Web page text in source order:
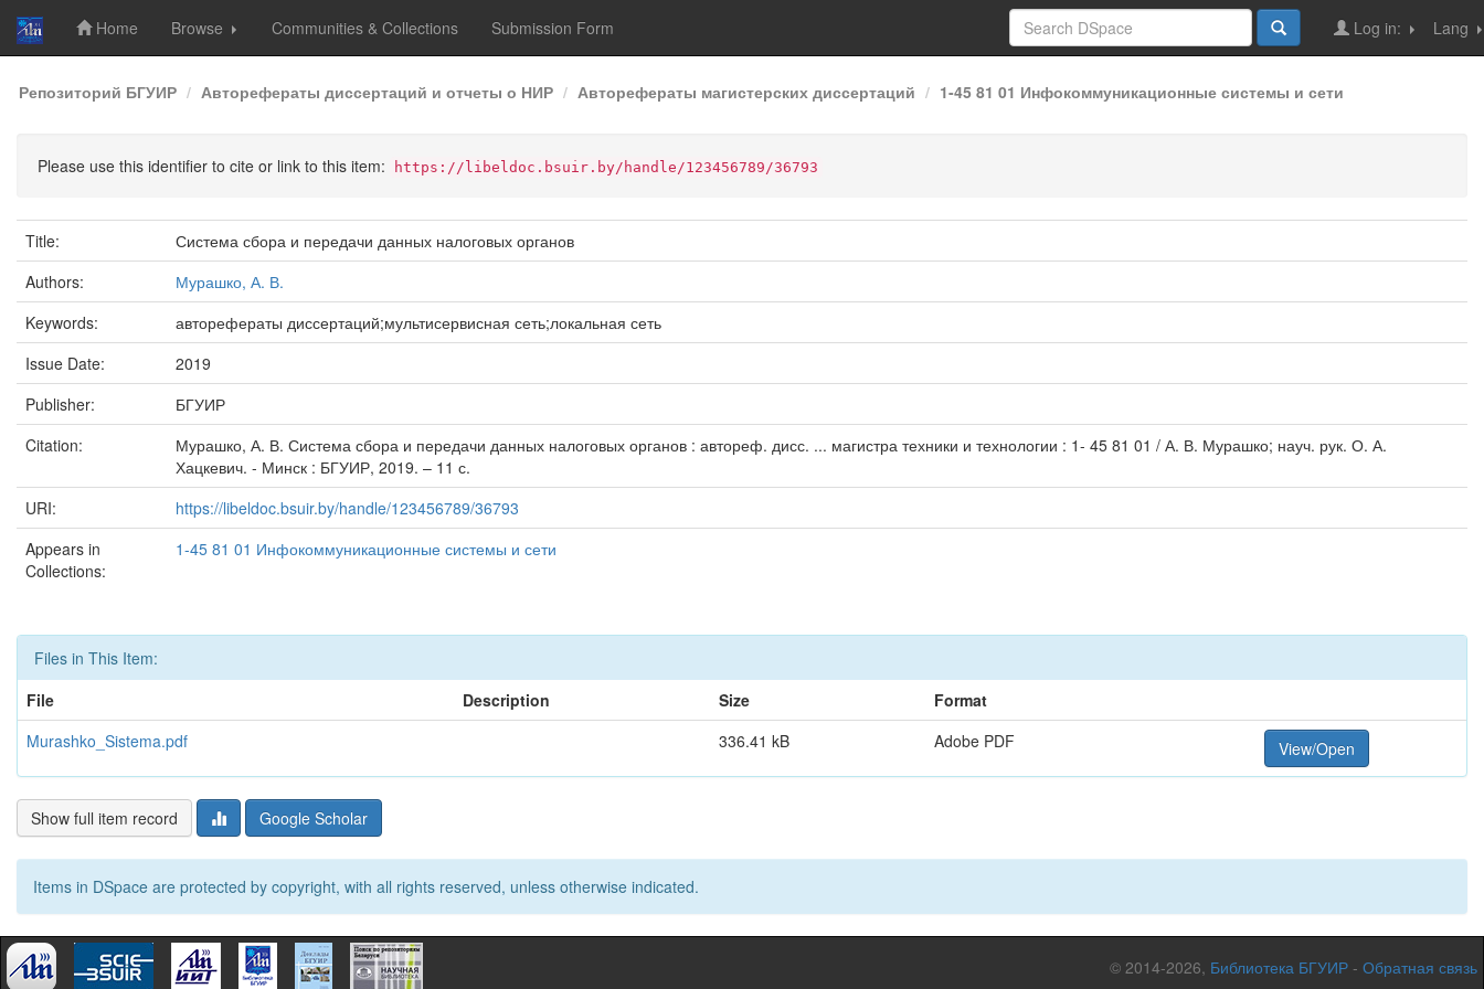
Skip
navigation
Home Browse Communities & Collections Submission Form Lang
Log in:
Репозиторий БГУИР Авторефераты диссертаций и отчеты о НИР Авторефераты магистерских диссертаций 1-45 81 01 Инфокоммуникационные системы и сети
Please use this identifier to cite or link to this item: https://libeldoc.bsuir.by/handle/123456789/36793
Title:
Система сбора и передачи данных налоговых органов
Authors:
Мурашко, А. В.
Keywords:
авторефераты диссертаций;мультисервисная сеть;локальная сеть
Issue Date:
2019
Publisher:
БГУИР
Citation:
Мурашко, А. В. Система сбора и передачи данных налоговых органов : автореф. дисс. ... магистра техники и технологии : 1- 45 81 01 / А. В. Мурашко; науч. рук. О. А.
Хацкевич. - Минск : БГУИР, 2019. – 11 с.
URI:
https://libeldoc.bsuir.by/handle/123456789/36793
Appears in
Collections:
1-45 81 01 Инфокоммуникационные системы и сети
Files in This Item:
File
Description Size
Format
Murashko_Sistema.pdf
336.41 kB Adobe PDF View/Open
Show full item record Google Scholar
Items in DSpace are protected by copyright, with all rights reserved, unless otherwise indicated.
© 2014-2026, Библиотека БГУИР - Обратная связь